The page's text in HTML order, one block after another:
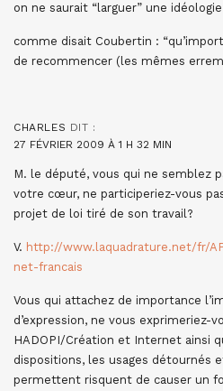
on ne saurait “larguer” une
comme disait Coubertin :
de recommencer (les mêmes
CHARLES DIT :
27 FÉVRIER 2009 À 1 H 32 MIN
M. le député, vous qui ne semblez
votre cœur, ne participeriez-vous
projet de loi tiré de son travail?
V. http://www.laquadrature.net/fr/
net-francais
Vous qui attachez de importance
d’expression, ne vous exprimeriez-
HADOPI/Création et Internet ainsi
dispositions, les usages détournés
permettent risquent de causer un